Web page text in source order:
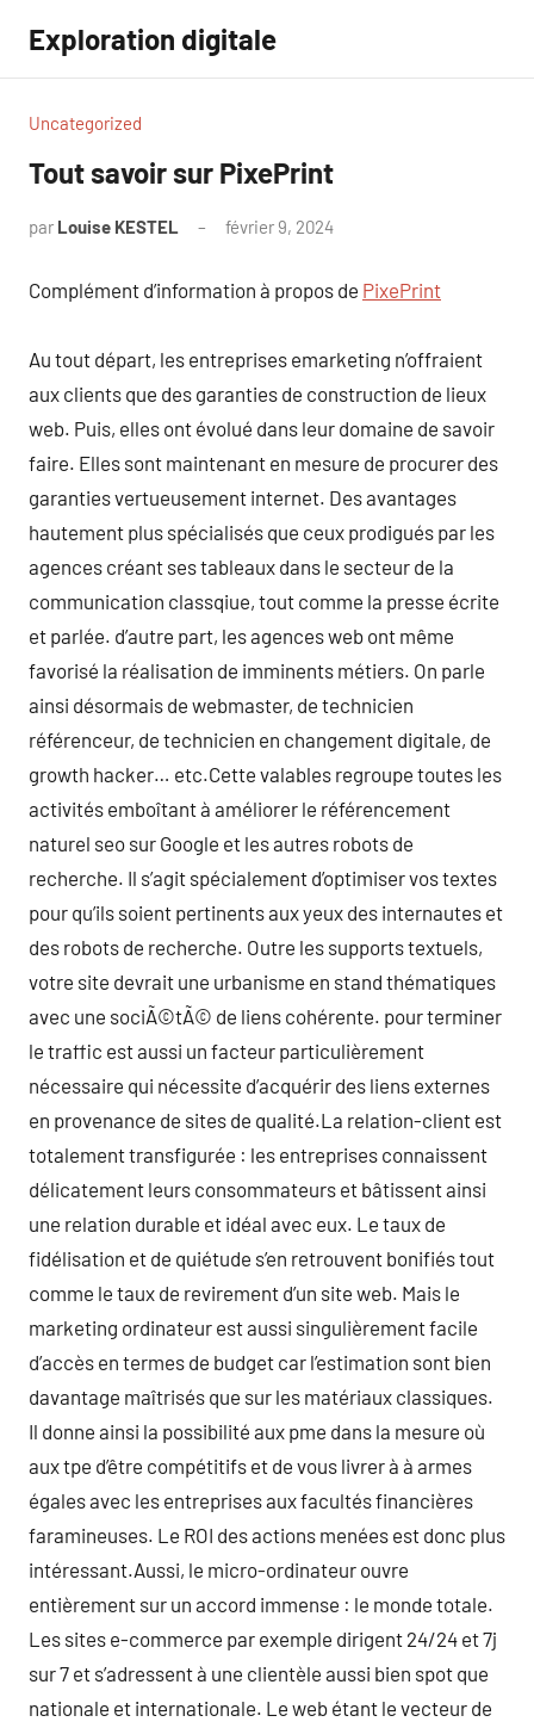
contenu
Exploration digitale
Uncategorized
Tout savoir sur PixePrint
par Louise KESTEL février 9, 2024
Complément d’information à propos de PixePrint
Au tout départ, les entreprises emarketing n’offraient
aux clients que des garanties de construction de lieux
web. Puis, elles ont évolué dans leur domaine de savoir
faire. Elles sont maintenant en mesure de procurer des
garanties vertueusement internet. Des avantages
hautement plus spécialisés que ceux prodigués par les
agences créant ses tableaux dans le secteur de la
communication classqiue, tout comme la presse écrite
et parlée. d’autre part, les agences web ont même
favorisé la réalisation de imminents métiers. On parle
ainsi désormais de webmaster, de technicien
référenceur, de technicien en changement digitale, de
growth hacker… etc.Cette valables regroupe toutes les
activités emboîtant à améliorer le référencement
naturel seo sur Google et les autres robots de
recherche. Il s’agit spécialement d’optimiser vos textes
pour qu’ils soient pertinents aux yeux des internautes et
des robots de recherche. Outre les supports textuels,
votre site devrait une urbanisme en stand thématiques
avec une sociÃ©tÃ© de liens cohérente. pour terminer
le traffic est aussi un facteur particulièrement
nécessaire qui nécessite d’acquérir des liens externes
en provenance de sites de qualité.La relation-client est
totalement transfigurée : les entreprises connaissent
délicatement leurs consommateurs et bâtissent ainsi
une relation durable et idéal avec eux. Le taux de
fidélisation et de quiétude s’en retrouvent bonifiés tout
comme le taux de revirement d’un site web. Mais le
marketing ordinateur est aussi singulièrement facile
d’accès en termes de budget car l’estimation sont bien
davantage maîtrisés que sur les matériaux classiques.
Il donne ainsi la possibilité aux pme dans la mesure où
aux tpe d’être compétitifs et de vous livrer à à armes
égales avec les entreprises aux facultés financières
faramineuses. Le ROI des actions menées est donc plus
intéressant.Aussi, le micro-ordinateur ouvre
entièrement sur un accord immense : le monde totale.
Les sites e-commerce par exemple dirigent 24/24 et 7j
sur 7 et s’adressent à une clientèle aussi bien spot que
nationale et internationale. Le web étant le vecteur de